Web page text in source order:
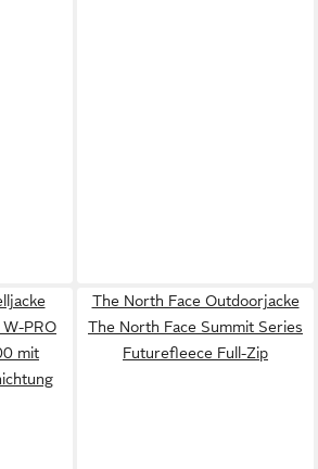
PRO
mit
The North Face Outdoorjacke
The North Face Summit Series
Futurefleece Full-Zip